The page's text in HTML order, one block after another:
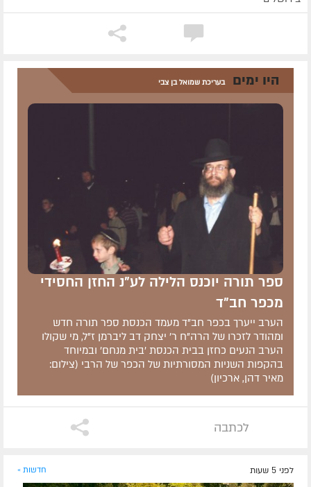
היו ימים בעריכת שמואל בן צבי
ספר תורה יוכנס הלילה לע"נ החזן החסידי
מכפר חב"ד
הערב ייערך בכפר חב"ד מעמד הכנסת ספר תורה חדש
ומהודר לזכרו של הרה"ח ר' יצחק דב ליברמן ז"ל, מי שקולו
הערב הנעים כחזן בבית הכנסת 'בית מנחם' ובמיוחד
בהקפות השניות המסורתיות של הכפר של הרבי (צילום:
מאיר דהן, ארכיון)
לכתבה
לפני 5 שעות חדשות »